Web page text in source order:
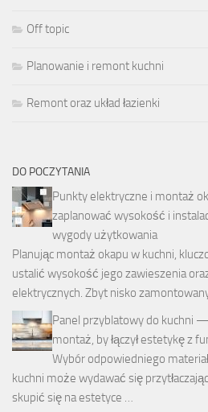
Off topic
Planowanie i remont kuchni
Remont oraz układ łazienki
DO POCZYTANIA
Punkty elektryczne i montaż
zaplanować wysokość i
wygody użytkowania
Planując montaż okapu w kuchni,
ustalić wysokość jego zawieszenia
elektrycznych. Zbyt nisko
Panel przyblatowy do kuchni
montaż, by łączył estetykę z
Wybór odpowiedniego
kuchni może wydawać się
skupić się na estetyce …